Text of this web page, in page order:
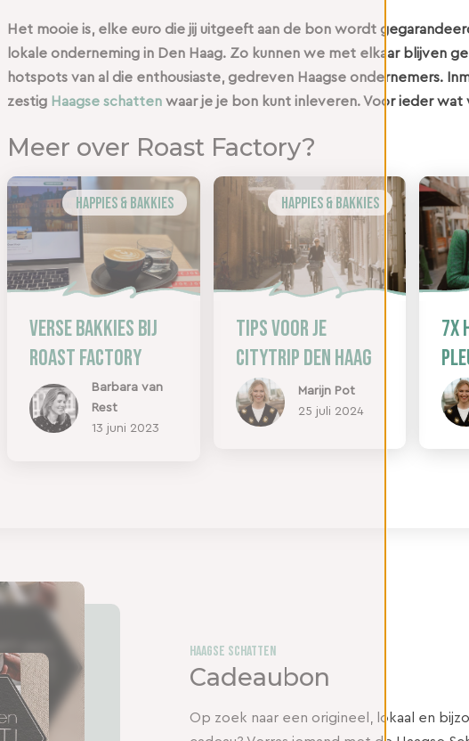
Het mooie is, elke euro die jij uitgeeft aan de bon wordt
lokale onderneming in Den Haag. Zo kunnen we met elkaar blijven
hotspots van al die enthousiaste, gedreven Haagse ondernemers.
zestig Haagse schatten waar je je bon kunt inleveren. Voor ieder wat
Meer over Roast Factory?
Happies & Bakkies
Verse bakkies bij
Roast Factory
Barbara van
Rest
13 juni 2023
Happies & Bakkies
Tips voor je
citytrip Den Haag
Marijn Pot
25 juli 2024
7x
Haagse Schatten
Cadeaubon
Op zoek naar een origineel, lokaal en